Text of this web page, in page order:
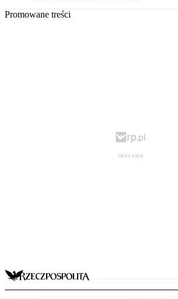
Promowane treści